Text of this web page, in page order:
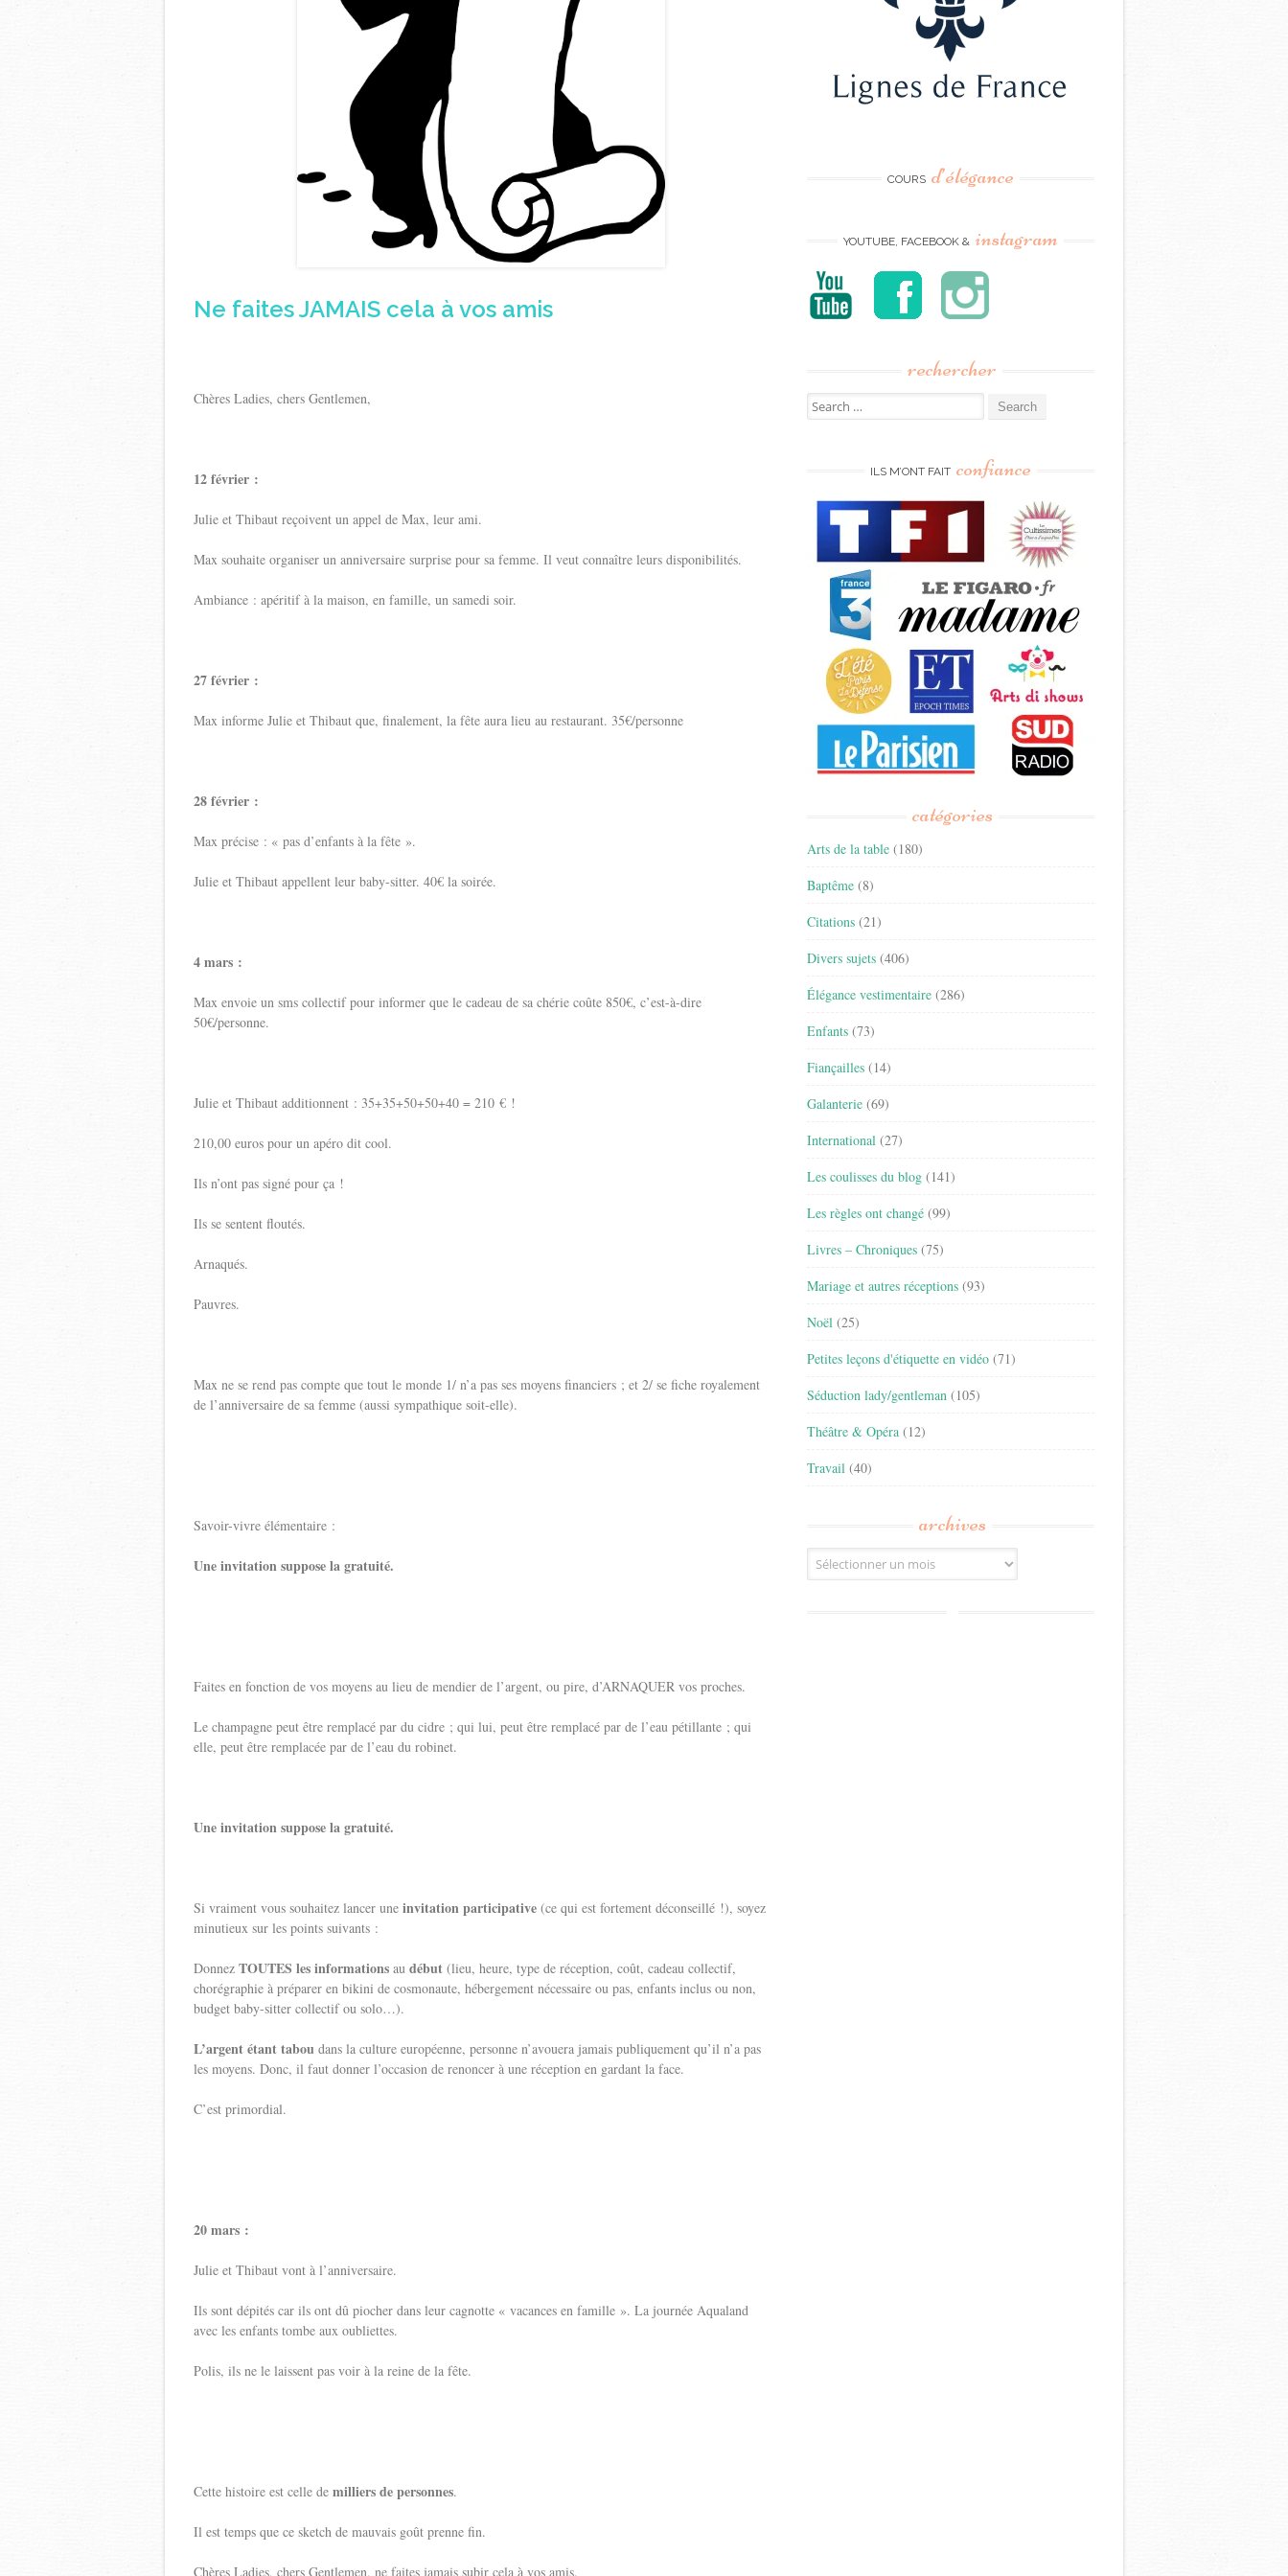
Ne faites JAMAIS cela à vos amis
Chères Ladies, chers Gentlemen,
12 février :
Julie et Thibaut reçoivent un appel de Max, leur ami.
Max souhaite organiser un anniversaire surprise pour sa femme. Il veut connaître leurs disponibilités.
Ambiance : apéritif à la maison, en famille, un samedi soir.
27 février :
Max informe Julie et Thibaut que, finalement, la fête aura lieu au restaurant. 35€/personne
28 février :
Max précise : « pas d’enfants à la fête ».
Julie et Thibaut appellent leur baby-sitter. 40€ la soirée.
4 mars :
Max envoie un sms collectif pour informer que le cadeau de sa chérie coûte 850€, c’est-à-dire
50€/personne.
Julie et Thibaut additionnent : 35+35+50+50+40 = 210 € !
210,00 euros pour un apéro dit cool.
Ils n’ont pas signé pour ça !
Ils se sentent floutés.
Arnaqués.
Pauvres.
Max ne se rend pas compte que tout le monde 1/ n’a pas ses moyens financiers ; et 2/ se fiche royalement
de l’anniversaire de sa femme (aussi sympathique soit-elle).
Savoir-vivre élémentaire :
Une invitation suppose la gratuité.
Faites en fonction de vos moyens au lieu de mendier de l’argent, ou pire, d’ARNAQUER vos proches.
Le champagne peut être remplacé par du cidre ; qui lui, peut être remplacé par de l’eau pétillante ; qui
elle, peut être remplacée par de l’eau du robinet.
Une invitation suppose la gratuité.
Si vraiment vous souhaitez lancer une invitation participative (ce qui est fortement déconseillé !), soyez
minutieux sur les points suivants :
Donnez TOUTES les informations au début (lieu, heure, type de réception, coût, cadeau collectif,
chorégraphie à préparer en bikini de cosmonaute, hébergement nécessaire ou pas, enfants inclus ou non,
budget baby-sitter collectif ou solo…).
L’argent étant tabou dans la culture européenne, personne n’avouera jamais publiquement qu’il n’a pas
les moyens. Donc, il faut donner l’occasion de renoncer à une réception en gardant la face.
C’est primordial.
20 mars :
Julie et Thibaut vont à l’anniversaire.
Ils sont dépités car ils ont dû piocher dans leur cagnotte « vacances en famille ». La journée Aqualand
avec les enfants tombe aux oubliettes.
Polis, ils ne le laissent pas voir à la reine de la fête.
Cette histoire est celle de milliers de personnes.
Il est temps que ce sketch de mauvais goût prenne fin.
Chères Ladies, chers Gentlemen, ne faites jamais subir cela à vos amis.
COURS d’élégance
YOUTUBE, FACEBOOK & instagram
rechercher
Search
for:
ILS M’ONT FAIT confiance
catégories
Arts de la table (180)
Baptême (8)
Citations (21)
Divers sujets (406)
Élégance vestimentaire (286)
Enfants (73)
Fiançailles (14)
Galanterie (69)
International (27)
Les coulisses du blog (141)
Les règles ont changé (99)
Livres – Chroniques (75)
Mariage et autres réceptions (93)
Noël (25)
Petites leçons d'étiquette en vidéo (71)
Séduction lady/gentleman (105)
Théâtre & Opéra (12)
Travail (40)
archives
Archives